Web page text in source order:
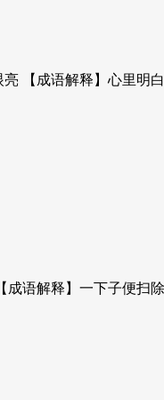
【成语解释】心里明
语解释】一下子便扫